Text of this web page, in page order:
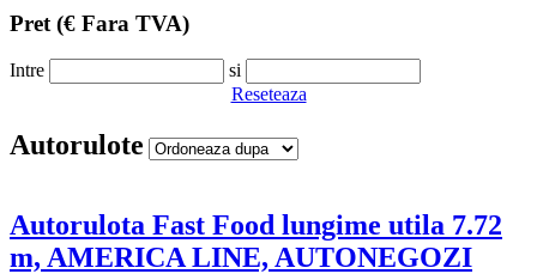
Pret (€ Fara TVA)
Intre
si
Reseteaza
Autorulote
Autorulota Fast Food lungime utila 7.72
m, AMERICA LINE, AUTONEGOZI